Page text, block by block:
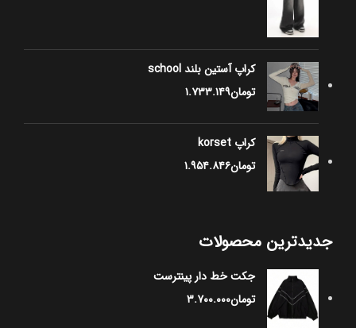
کراپ آستین بلند school
تومان۱.۷۳۳.۱۴۹
کراپ korset
تومان۱.۹۵۴.۸۴۶
جدیدترین محصولات
جکت خط دار پینترست
تومان۳.۷۰۰.۰۰۰